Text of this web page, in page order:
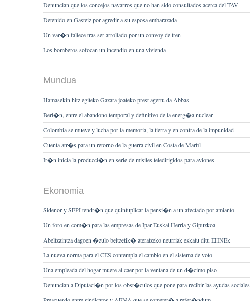
Denuncian que los concejos navarros que no han sido consultados acerca del TAV
Detenido en Gasteiz por agredir a su esposa embarazada
Un var�n fallece tras ser arrollado por un convoy de tren
Los bomberos sofocan un incendio en una vivienda
Mundua
Hamasekin hitz egiteko Gazara joateko prest agertu da Abbas
Berl�n, entre el abandono temporal y definitivo de la energ�a nuclear
Colombia se mueve y lucha por la memoria, la tierra y en contra de la impunidad
Cuenta atr�s para un retorno de la guerra civil en Costa de Marfil
Ir�n inicia la producci�n en serie de misiles teledirigidos para aviones
Ekonomia
Sidenor y SEPI tendr�n que quintuplicar la pensi�n a un afectado por amianto
Un foro en com�n para las empresas de Ipar Euskal Herria y Gipuzkoa
Abeltzaintza dagoen �zulo beltzetik� ateratzeko neurriak eskatu ditu EHNEk
La nueva norma para el CES contempla el cambio en el sistema de voto
Una empleada del hogar muere al caer por la ventana de un d�cimo piso
Denuncian a Diputaci�n por los obst�culos que pone para recibir las ayudas sociales